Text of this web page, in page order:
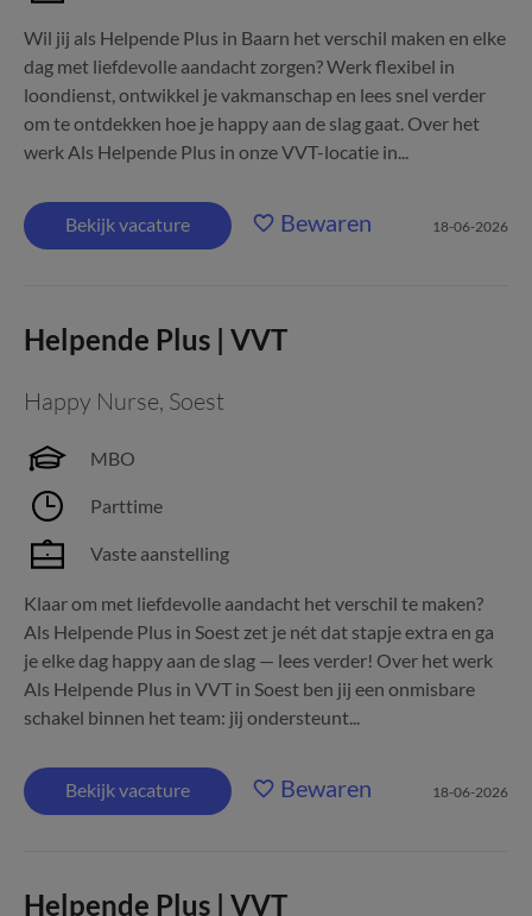
Wil jij als Helpende Plus in Baarn het verschil maken en elke
dag met liefdevolle aandacht zorgen? Werk flexibel in
loondienst, ontwikkel je vakmanschap en lees snel verder
om te ontdekken hoe je happy aan de slag gaat. Over het
werk Als Helpende Plus in onze VVT-locatie in...
Bekijk vacature Bewaren 18-06-2026
Helpende Plus | VVT
Happy Nurse, Soest
MBO
Parttime
Vaste aanstelling
Klaar om met liefdevolle aandacht het verschil te maken?
Als Helpende Plus in Soest zet je nét dat stapje extra en ga
je elke dag happy aan de slag — lees verder! Over het werk
Als Helpende Plus in VVT in Soest ben jij een onmisbare
schakel binnen het team: jij ondersteunt...
Bekijk vacature Bewaren 18-06-2026
Helpende Plus | VVT